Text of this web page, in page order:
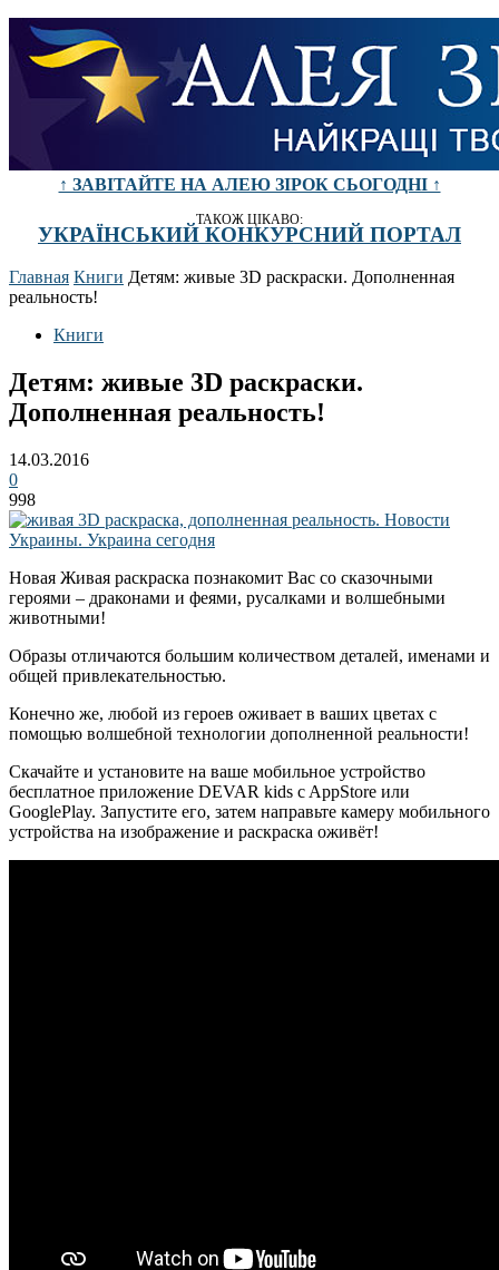
↑ ЗАВІТАЙТЕ НА АЛЕЮ ЗІРОК СЬОГОДНІ ↑
ТАКОЖ ЦІКАВО:
УКРАЇНСЬКИЙ КОНКУРСНИЙ ПОРТАЛ
Главная Книги Детям: живые 3D раскраски. Дополненная
реальность!
Книги
Детям: живые 3D раскраски.
Дополненная реальность!
14.03.2016
0
998
Новая Живая раскраска познакомит Вас со сказочными
героями – драконами и феями, русалками и волшебными
животными!
Образы отличаются большим количеством деталей, именами и
общей привлекательностью.
Конечно же, любой из героев оживает в ваших цветах с
помощью волшебной технологии дополненной реальности!
Скачайте и установите на ваше мобильное устройство
бесплатное приложение DEVAR kids c AppStore или
GooglePlay. Запустите его, затем направьте камеру мобильного
устройства на изображение и раскраска оживёт!